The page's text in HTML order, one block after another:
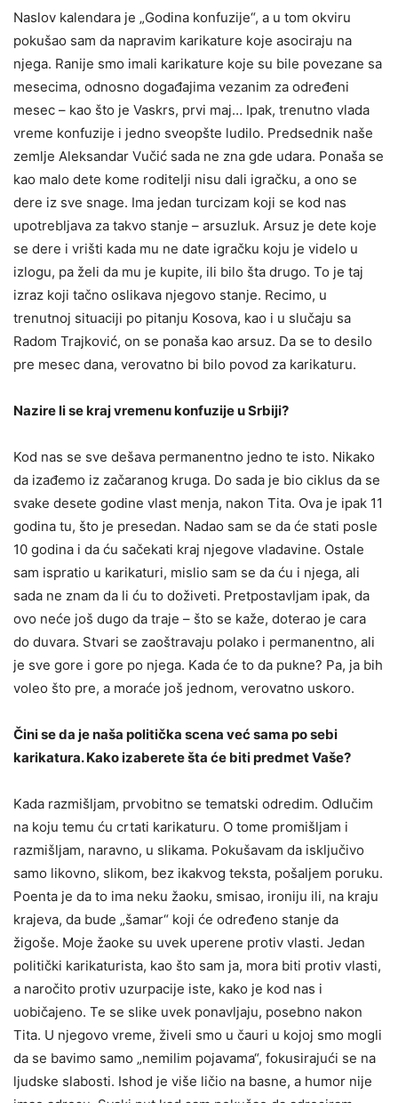
Naslov kalendara je „Godina konfuzije“, a u tom okviru
pokušao sam da napravim karikature koje asociraju na
njega. Ranije smo imali karikature koje su bile povezane sa
mesecima, odnosno događajima vezanim za određeni
mesec – kao što je Vaskrs, prvi maj… Ipak, trenutno vlada
vreme konfuzije i jedno sveopšte ludilo. Predsednik naše
zemlje Aleksandar Vučić sada ne zna gde udara. Ponaša se
kao malo dete kome roditelji nisu dali igračku, a ono se
dere iz sve snage. Ima jedan turcizam koji se kod nas
upotrebljava za takvo stanje – arsuzluk. Arsuz je dete koje
se dere i vrišti kada mu ne date igračku koju je videlo u
izlogu, pa želi da mu je kupite, ili bilo šta drugo. To je taj
izraz koji tačno oslikava njegovo stanje. Recimo, u
trenutnoj situaciji po pitanju Kosova, kao i u slučaju sa
Radom Trajković, on se ponaša kao arsuz. Da se to desilo
pre mesec dana, verovatno bi bilo povod za karikaturu.
Nazire li se kraj vremenu konfuzije u Srbiji?
Kod nas se sve dešava permanentno jedno te isto. Nikako
da izađemo iz začaranog kruga. Do sada je bio ciklus da se
svake desete godine vlast menja, nakon Tita. Ova je ipak 11
godina tu, što je presedan. Nadao sam se da će stati posle
10 godina i da ću sačekati kraj njegove vladavine. Ostale
sam ispratio u karikaturi, mislio sam se da ću i njega, ali
sada ne znam da li ću to doživeti. Pretpostavljam ipak, da
ovo neće još dugo da traje – što se kaže, doterao je cara
do duvara. Stvari se zaoštravaju polako i permanentno, ali
je sve gore i gore po njega. Kada će to da pukne? Pa, ja bih
voleo što pre, a moraće još jednom, verovatno uskoro.
Čini se da je naša politička scena već sama po sebi
karikatura. Kako izaberete šta će biti predmet Vaše?
Kada razmišljam, prvobitno se tematski odredim. Odlučim
na koju temu ću crtati karikaturu. O tome promišljam i
razmišljam, naravno, u slikama. Pokušavam da isključivo
samo likovno, slikom, bez ikakvog teksta, pošaljem poruku.
Poenta je da to ima neku žaoku, smisao, ironiju ili, na kraju
krajeva, da bude „šamar“ koji će određeno stanje da
žigoše. Moje žaoke su uvek uperene protiv vlasti. Jedan
politički karikaturista, kao što sam ja, mora biti protiv vlasti,
a naročito protiv uzurpacije iste, kako je kod nas i
uobičajeno. Te se slike uvek ponavljaju, posebno nakon
Tita. U njegovo vreme, živeli smo u čauri u kojoj smo mogli
da se bavimo samo „nemilim pojavama“, fokusirajući se na
ljudske slabosti. Ishod je više ličio na basne, a humor nije